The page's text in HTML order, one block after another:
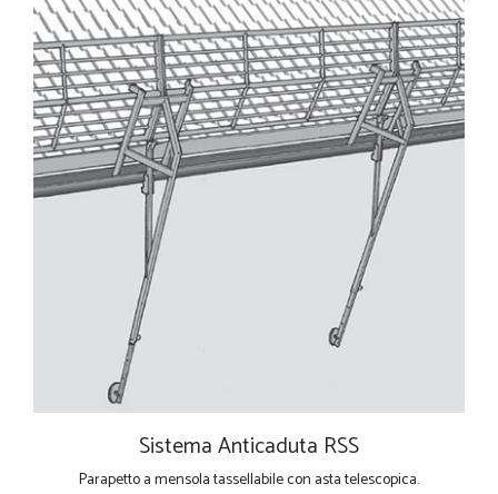
Sistema Anticaduta RSS
Parapetto a mensola tassellabile con asta telescopica.